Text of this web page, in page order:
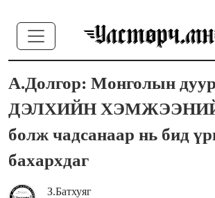
А.Долгор: Монголын
ДЭЛХИЙН
болж чадсанаар нь бид
бахархдаг
З.Батхуяг